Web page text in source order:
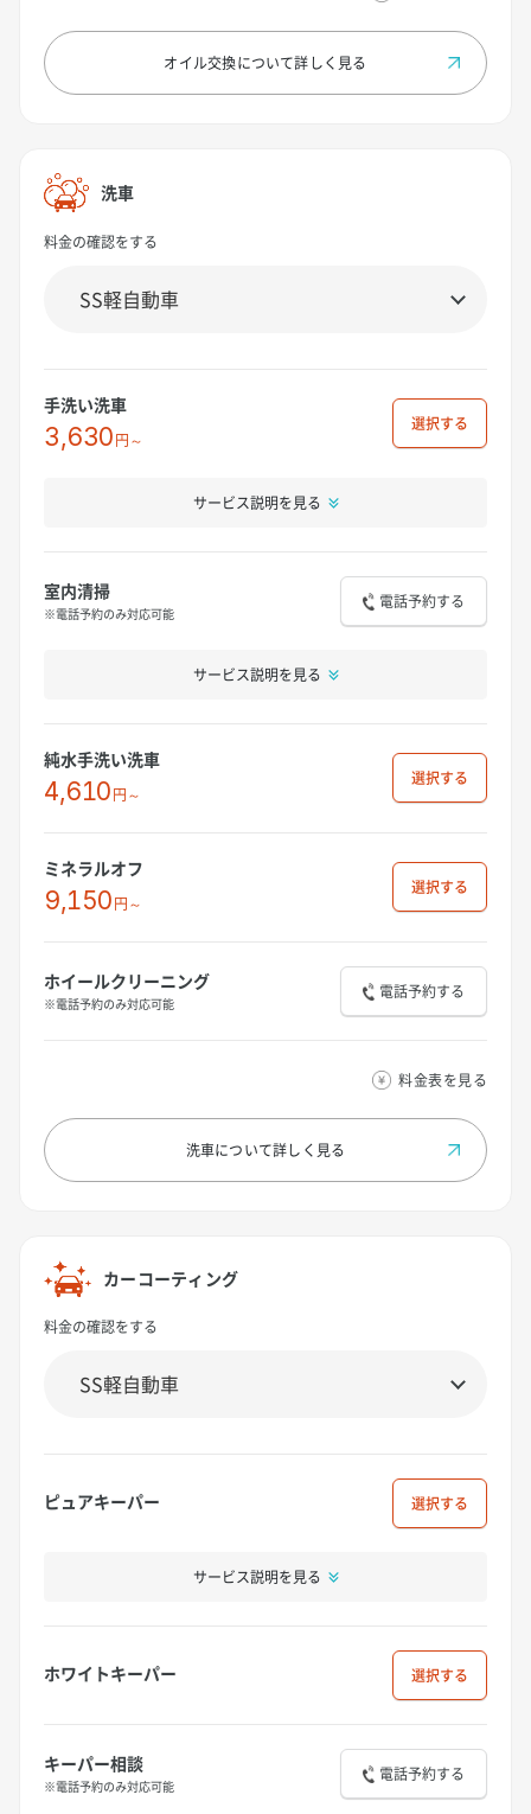
オイル交換について詳しく見る
洗車
料金の確認をする
手洗い洗車
3,630円～
選択
サービス説明を見る
室内清掃
※電話予約のみ対応可能
電話予約する
サービス説明を見る
純水手洗い洗車
4,610円～
選択
ミネラルオフ
9,150円～
選択
ホイールクリーニング
※電話予約のみ対応可能
電話予約する
料金表を見る
洗車について詳しく見る
カーコーティング
料金の確認をする
ピュアキーパー 選択
サービス説明を見る
ホワイトキーパー 選択
キーパー相談
※電話予約のみ対応可能
電話予約する